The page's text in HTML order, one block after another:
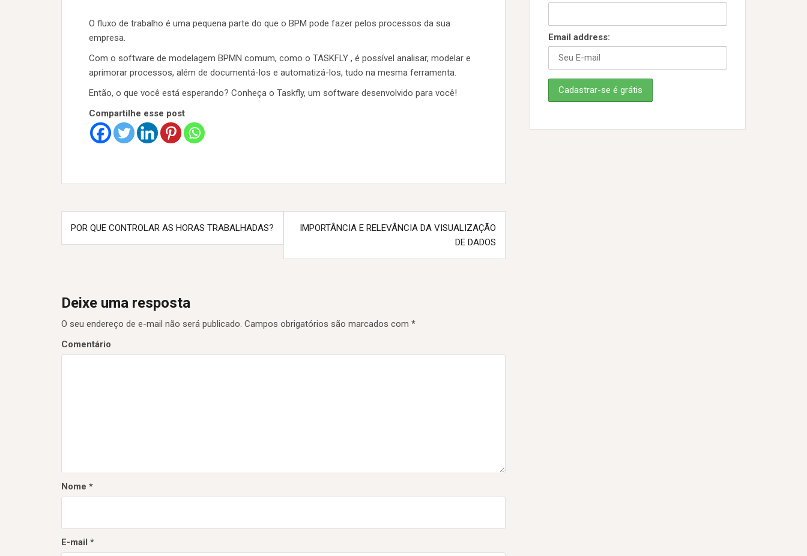
O fluxo de trabalho é uma pequena parte do que o BPM pode fazer pelos processos da sua
empresa.
Com o software de modelagem BPMN comum, como o TASKFLY , é possível analisar, modelar e
aprimorar processos, além de documentá-los e automatizá-los, tudo na mesma ferramenta.
Então, o que você está esperando? Conheça o Taskfly, um software desenvolvido para você!
Compartilhe esse post
N
e
g
a
ç
o
s
POR QUE CONTROLAR AS HORAS TRABALHADAS?
IMPORTÂNCIA E RELEVÂNCIA DA VISUALIZAÇÃO
DE DADOS
Deixe uma resposta
O seu endereço de e-mail não será publicado. Campos obrigatórios são marcados com *
Comentário
Nome *
E-mail *
Email address: